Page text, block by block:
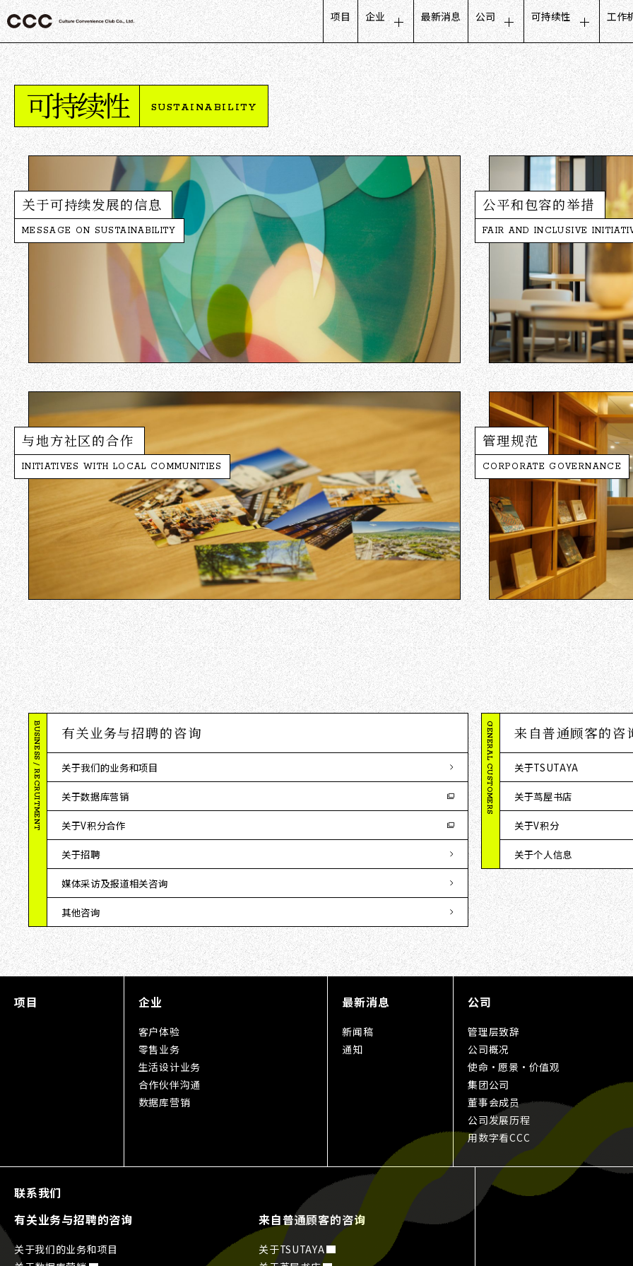
项目 企业
客户体验
零售业务
生活设计业务
合作伙伴沟通
数据库营销
最新消息 公司
管理层致辞
公司概况
使命・愿景・价值观
集团公司
董事会成员
公司发展历程
用数字看CCC
可持续性
关于可持续发展的信
公平和包容的举措
与地方社区的合作
管理规范
工作
招
对
工
员
可持续性 SUSTAINABILITY
关于可持续发展的信息
MESSAGE ON SUSTAINABILITY
公平和包容的举措
FAIR AND INCLUSIVE
与地方社区的合作
INITIATIVES WITH LOCAL COMMUNITIES
管理规范
CORPORATE GOVERNANCE
BUSINESS / RECRUITMENT 有关业务与招聘的咨询
关于我们的业务和项目
关于数据库营销
关于V积分合作
关于招聘
媒体采访及报道相关咨询
其他咨询
GENERAL CUSTOMERS 来自普通顾客的咨
关于TSUTAYA
关于茑屋书店
关于V积分
关于个人信息
项目 企业
客户体验
零售业务
生活设计业务
合作伙伴沟通
数据库营销
最新消息
新闻稿
通知
公司
管理层致辞
公司概况
使命・愿景・价值观
集团公司
董事会成员
公司发展历程
用数字看CCC
联系我们
有关业务与招聘的咨询
关于我们的业务和项目
来自普通顾客的咨询
关于TSUTAYA